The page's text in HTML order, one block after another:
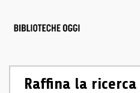
Raffina la ricerca